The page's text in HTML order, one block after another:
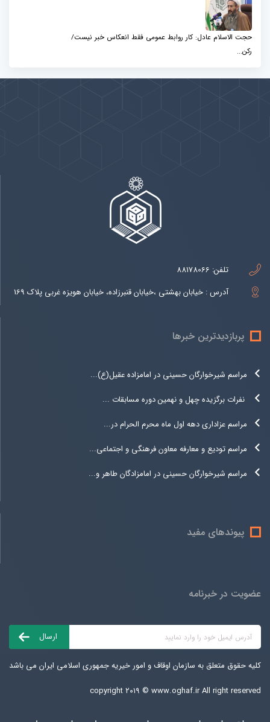
حجت الاسلام عادل: کار روابط عمومی فقط انعکاس خبر نیست/
رکن...
تلفن: 88178066
آدرس : خیابان بهشتی ،خیابان قنبرزاده، خیابان هویزه غربی پلاک 169
پربازدیدترین خبرها
مراسم شیرخوارگان حسینی در امامزاده عقیل(ع)...
نفرات برگزیده چهل و نهمین دوره مسابقات ...
مراسم عزاداری دهه اول ماه محرم الحرام در...
مراسم تودیع و معارفه معاون فرهنگی و اجتماعی...
مراسم شیرخوارگان حسینی در امامزادگان طاهر و...
پیوندهای مفید
عضویت در خبرنامه
کلیه حقوق متعلق به سازمان اوقاف و امور خیریه جمهوری اسلامی ایران می باشد
copyright ۲۰۱۹ © www.oghaf.irAll right reserved